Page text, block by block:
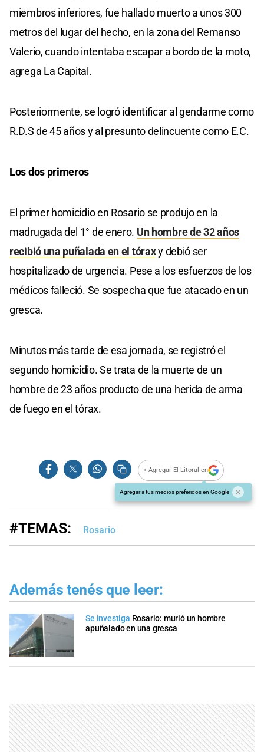
miembros inferiores, fue hallado muerto a unos 300
metros del lugar del hecho, en la zona del Remanso
Valerio, cuando intentaba escapar a bordo de la moto,
agrega La Capital.
Posteriormente, se logró identificar al gendarme como
R.D.S de 45 años y al presunto delincuente como E.C.
Los dos primeros
El primer homicidio en Rosario se produjo en la
madrugada del 1° de enero. Un hombre de 32 años
recibió una puñalada en el tóraxy debió ser
hospitalizado de urgencia. Pese a los esfuerzos de los
médicos falleció. Se sospecha que fue atacado en un
gresca.
Minutos más tarde de esa jornada, se registró el
segundo homicidio. Se trata de la muerte de un
hombre de 23 años producto de una herida de arma
de fuego en el tórax.
+ Agregar El Litoral en
Agregar a tus medios preferidos en Google
#TEMAS: Rosario
Además tenés que leer:
Se investiga Rosario: murió un hombre
apuñalado en una gresca